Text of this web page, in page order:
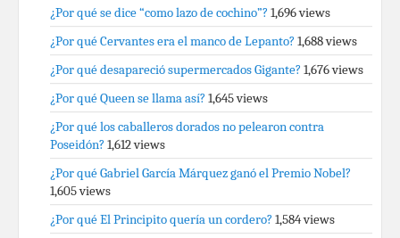
¿Por qué se dice “como lazo de cochino”? 1,696 views
¿Por qué Cervantes era el manco de Lepanto? 1,688 views
¿Por qué desapareció supermercados Gigante? 1,676 views
¿Por qué Queen se llama así? 1,645 views
¿Por qué los caballeros dorados no pelearon contra
Poseidón? 1,612 views
¿Por qué Gabriel García Márquez ganó el Premio Nobel?
1,605 views
¿Por qué El Principito quería un cordero? 1,584 views